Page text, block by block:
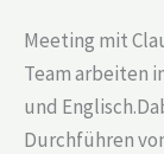
Meeting mit
Team arbeiten
und
Durchführen